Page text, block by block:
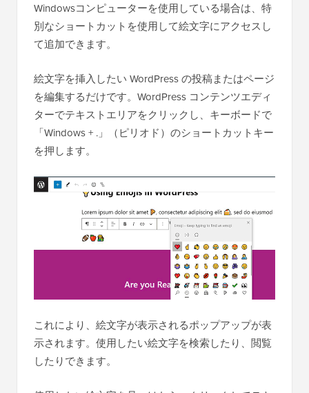
Windowsコンピューターを使用している場合は、特
別なショートカットを使用して絵文字にアクセスし
て追加できます。
絵文字を挿入したい WordPress の投稿またはページ
を編集するだけです。WordPress コンテンツエディ
ターでテキストエリアをクリックし、キーボードで
「Windows + .」（ピリオド）のショートカットキー
を押します。
これにより、絵文字が表示されるポップアップが表
示されます。使用したい絵文字を検索したり、閲覧
したりできます。